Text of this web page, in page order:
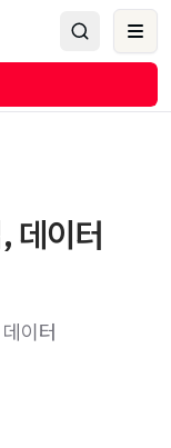
데이터
이터